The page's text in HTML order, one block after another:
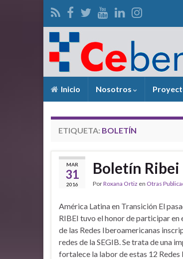
Inicio Nosotros
ETIQUETA: BOLETÍN
MAR
31
2016
Boletín Ribei
PorRoxana Ortiz en Otras
América Latina en Transición El
RIBEI tuvo el honor de participar en
de las Redes Iberoamericanas
redes de la SEGIB. Se trata de una
fortalece la labor de estas 12